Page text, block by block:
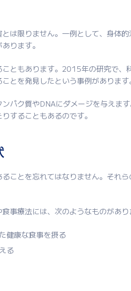
は限りません。一例として、身体
ります。
ともあります。2015年の研究で、
とを発見したという事例があります
パク質やDNAにダメージを与えま
することもあるのです。
ことを忘れてはなりません。それ
事療法には、次のようなものがあり
健康な食事を摂る
る